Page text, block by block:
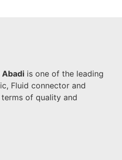
Abadi is one of the leading
Fluid connector and
of quality and